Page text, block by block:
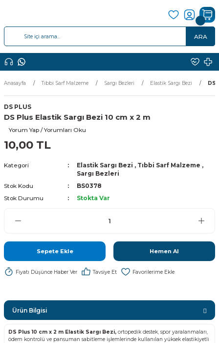
ARA
Anasayfa Tıbbi Sarf Malzeme Sargı Bezleri Elastik Sargı Bezi DS
DS PLUS
DS Plus Elastik Sargı Bezi 10 cm x 2 m
Yorum Yap / Yorumları Oku
10,00 TL
Kategori Elastik Sargı Bezi , Tıbbi Sarf Malzeme ,
Sargı Bezleri
Stok Kodu
BS0378
Stok Durumu
Stokta Var
Sepete Ekle Hemen Al
Fiyatı Düşünce Haber Ver Tavsiye Et
Ürün Bilgisi
DS Plus 10 cm x 2 m Elastik Sargı Bezi, ortopedik destek, spor yaralanmaları,
ödem kontrolü ve pansuman sabitleme işlemlerinde kullanılan yüksek elastikiyetli